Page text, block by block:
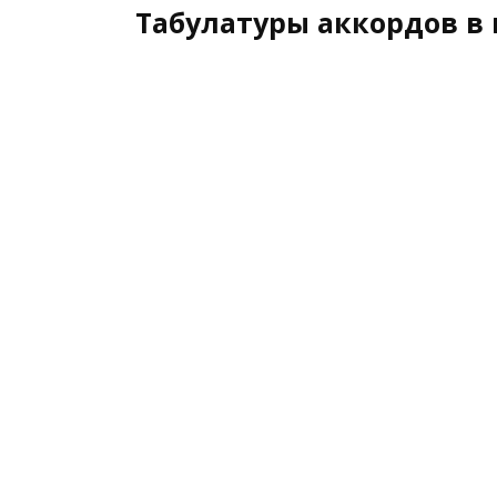
Табулатуры аккордов в